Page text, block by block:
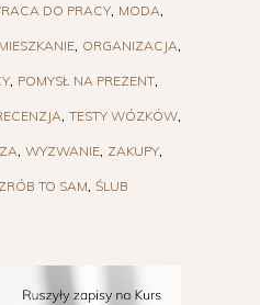
DO PRACY MODA
ORGANIZACJA
POMYSŁ NA PREZENT
TESTY WÓZKÓW
WYZWANIE ZAKUPY
ZRÓB TO SAM ŚLUB